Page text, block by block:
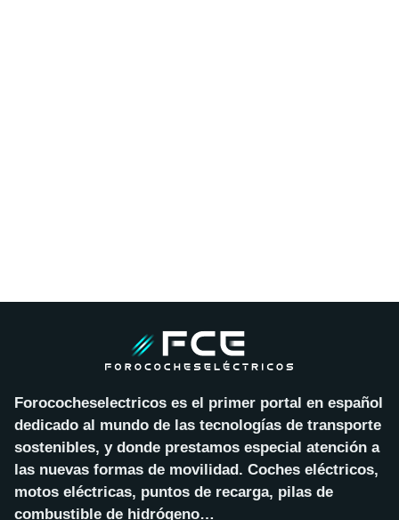
Forococheselectricos es el primer portal en español
dedicado al mundo de las tecnologías de transporte
sostenibles, y donde prestamos especial atención a
las nuevas formas de movilidad. Coches eléctricos,
motos eléctricas, puntos de recarga, pilas de
combustible de hidrógeno…